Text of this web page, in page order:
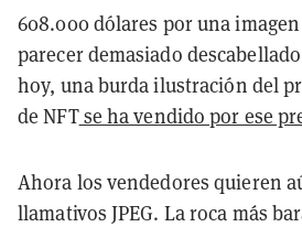
608.000 dólares por una
parecer demasiado
hoy, una burda ilustración del
de NFTse ha vendido por ese
Ahora los vendedores quieren
llamativos JPEG. La roca más